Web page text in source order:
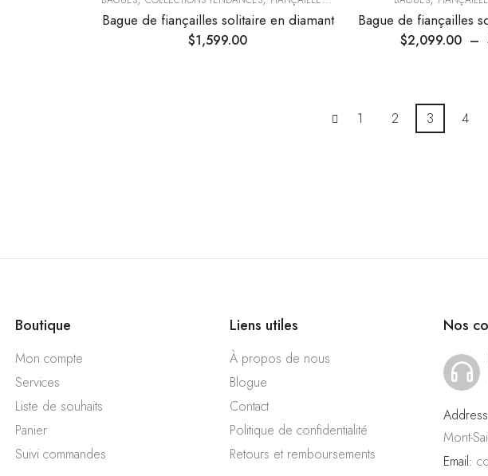
Bague de fiançailles solitaire en diamant
$1,599.00 $2,099.00 –
1 2 3 4
Boutique
Mon compte
Services
Liste de souhaits
Panier
Suivi commandes
Liens utiles
À propos de nous
Blogue
Contact
Politique de confidentialité
Retours et remboursements
Nos
Mont-
Email: